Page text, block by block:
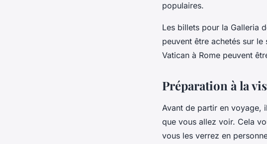
populaires.
Les billets pour la Galleria
peuvent être achetés sur
Vatican à Rome peuvent
Préparation à la
Avant de partir en voyage,
que vous allez voir. Cela
vous les verrez en